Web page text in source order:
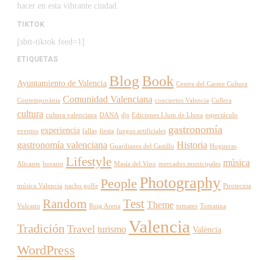
hacer en esta vibrante ciudad.
TIKTOK
[sbtt-tiktok feed=1]
ETIQUETAS
Ayuntamiento de Valencia BlogBook Centre del Carme Cultura
Contemporània Comunidad Valenciana conciertos Valencia Cullera
cultura cultura valenciana DANA djs Ediciones Llum de Lluna espectáculo
eventos experiencia fallas fiesta fuegos artificiales gastronomía
gastronomía valenciana Guardianes del Castillo Historia Hogueras
Alicante horario Lifestyle Masía del Vino mercados municipales música
música Valencia nacho golfe People Photography Pirotecnia
Vulcano Random Roig Arena Test Theme tomates Tomatina
Tradición Travel turismo Valencia València
WordPress